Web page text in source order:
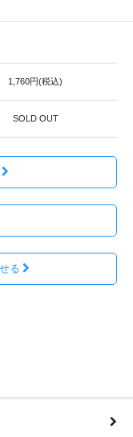
1,760円(税込)
SOLD OUT
る